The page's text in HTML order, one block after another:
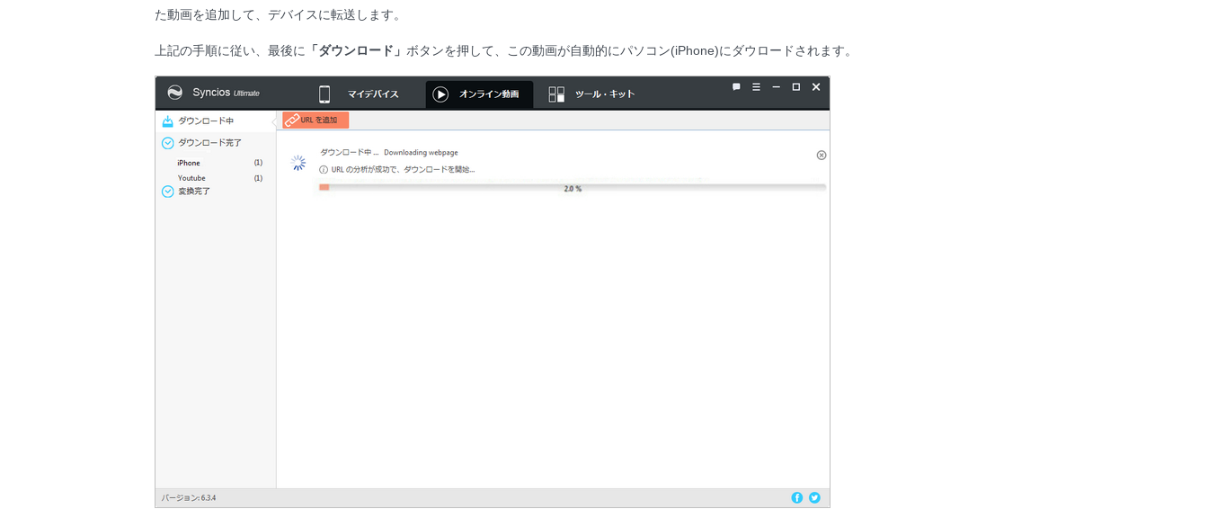
た動画を追加して、デバイスに転送します。
上記の手順に従い、最後に 「ダウンロード」 ボタンを押して、この動画が自動的にパソコン(iPhone)にダウロードされます。